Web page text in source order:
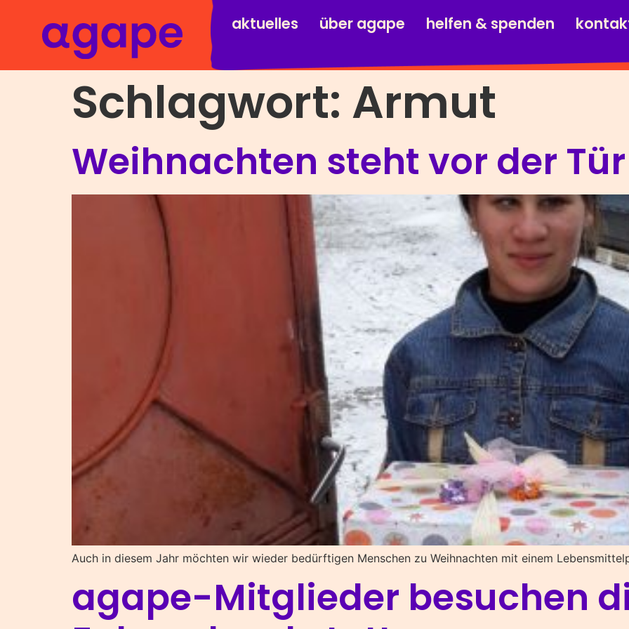
aktuelles über agape helfen & spenden
Schlagwort: Armut
Weihnachten steht vor der Tür
Auch in diesem Jahr möchten wir wieder bedürftigen Menschen zu Weihnachten mit einem
agape-Mitglieder besuchen